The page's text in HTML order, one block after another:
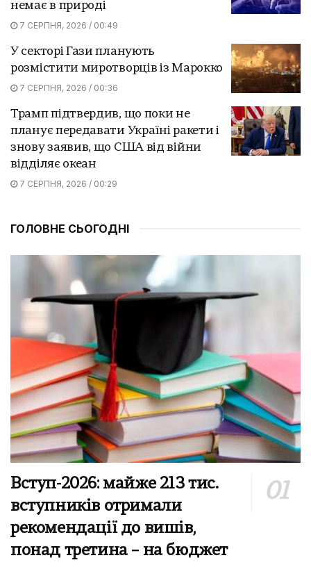
немає в природі
7 СЕРПНЯ, 2026 / 00:49
У секторі Гази планують
розмістити миротворців із Марокко
7 СЕРПНЯ, 2026 / 00:36
Трамп підтвердив, що поки не
планує передавати Україні ракети і
знову заявив, що США від війни
відділяє океан
7 СЕРПНЯ, 2026 / 00:29
ГОЛОВНЕ СЬОГОДНІ
Вступ-2026: майже 213 тис.
вступників отримали
рекомендації до вишів,
понад третина – на бюджет